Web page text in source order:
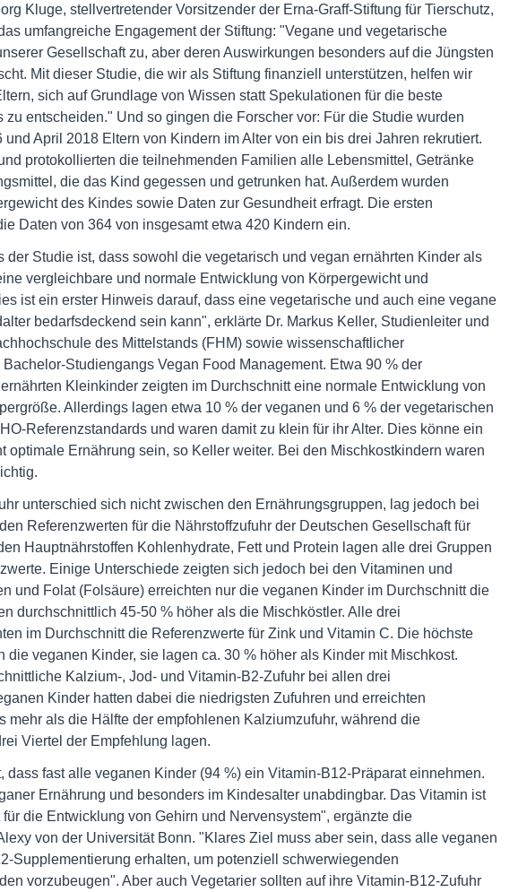
Kluge, stellvertretender Vorsitzender der Erna-Graff-Stiftung für Tierschutz,
umfangreiche Engagement der Stiftung: "Vegane und vegetarische
Gesellschaft zu, aber deren Auswirkungen besonders auf die Jüngsten
Mit dieser Studie, die wir als Stiftung finanziell unterstützen, helfen wir
sich auf Grundlage von Wissen statt Spekulationen für die beste
zu entscheiden." Und so gingen die Forscher vor: Für die Studie wurden
und April 2018 Eltern von Kindern im Alter von ein bis drei Jahren rekrutiert.
protokollierten die teilnehmenden Familien alle Lebensmittel, Getränke
die das Kind gegessen und getrunken hat. Außerdem wurden
des Kindes sowie Daten zur Gesundheit erfragt. Die ersten
Daten von 364 von insgesamt etwa 420 Kindern ein.
der Studie ist, dass sowohl die vegetarisch und vegan ernährten Kinder als
vergleichbare und normale Entwicklung von Körpergewicht und
ist ein erster Hinweis darauf, dass eine vegetarische und auch eine vegane
bedarfsdeckend sein kann", erklärte Dr. Markus Keller, Studienleiter und
des Mittelstands (FHM) sowie wissenschaftlicher
Studiengangs Vegan Food Management. Etwa 90 % der
Kleinkinder zeigten im Durchschnitt eine normale Entwicklung von
Allerdings lagen etwa 10 % der veganen und 6 % der vegetarischen
Referenzstandards und waren damit zu klein für ihr Alter. Dies könne ein
optimale Ernährung sein, so Keller weiter. Bei den Mischkostkindern waren
unterschied sich nicht zwischen den Ernährungsgruppen, lag jedoch bei
Referenzwerten für die Nährstoffzufuhr der Deutschen Gesellschaft für
Hauptnährstoffen Kohlenhydrate, Fett und Protein lagen alle drei Gruppen
Einige Unterschiede zeigten sich jedoch bei den Vitaminen und
und Folat (Folsäure) erreichten nur die veganen Kinder im Durchschnitt die
durchschnittlich 45-50 % höher als die Mischköstler. Alle drei
im Durchschnitt die Referenzwerte für Zink und Vitamin C. Die höchste
die veganen Kinder, sie lagen ca. 30 % höher als Kinder mit Mischkost.
Kalzium-, Jod- und Vitamin-B2-Zufuhr bei allen drei
Kinder hatten dabei die niedrigsten Zufuhren und erreichten
mehr als die Hälfte der empfohlenen Kalziumzufuhr, während die
Viertel der Empfehlung lagen.
dass fast alle veganen Kinder (94 %) ein Vitamin-B12-Präparat einnehmen.
Ernährung und besonders im Kindesalter unabdingbar. Das Vitamin ist
die Entwicklung von Gehirn und Nervensystem", ergänzte die
von der Universität Bonn. "Klares Ziel muss aber sein, dass alle veganen
Supplementierung erhalten, um potenziell schwerwiegenden
vorzubeugen". Aber auch Vegetarier sollten auf ihre Vitamin-B12-Zufuhr